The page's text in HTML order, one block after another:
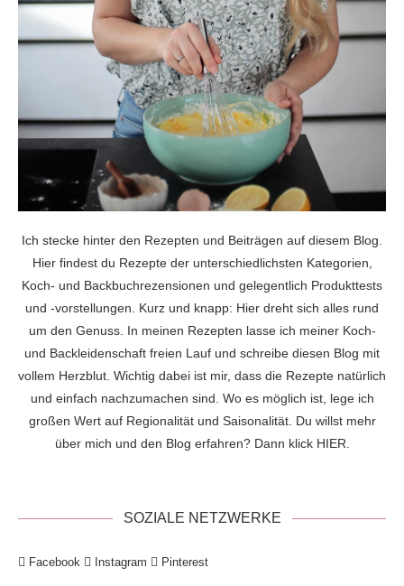
Ich stecke hinter den Rezepten und Beiträgen auf diesem Blog.
Hier findest du Rezepte der unterschiedlichsten Kategorien,
Koch- und Backbuchrezensionen und gelegentlich Produkttests
und -vorstellungen. Kurz und knapp: Hier dreht sich alles rund
um den Genuss. In meinen Rezepten lasse ich meiner Koch-
und Backleidenschaft freien Lauf und schreibe diesen Blog mit
vollem Herzblut. Wichtig dabei ist mir, dass die Rezepte natürlich
und einfach nachzumachen sind. Wo es möglich ist, lege ich
großen Wert auf Regionalität und Saisonalität. Du willst mehr
über mich und den Blog erfahren? Dann klick HIER
SOZIALE NETZWERKE
Facebook Instagram Pinterest